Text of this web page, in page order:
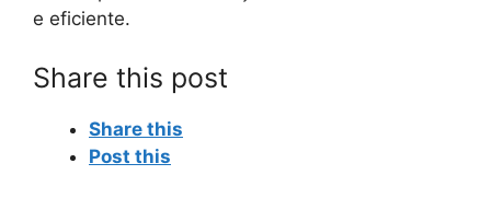
e eficiente.
Share this post
Share this
Post this